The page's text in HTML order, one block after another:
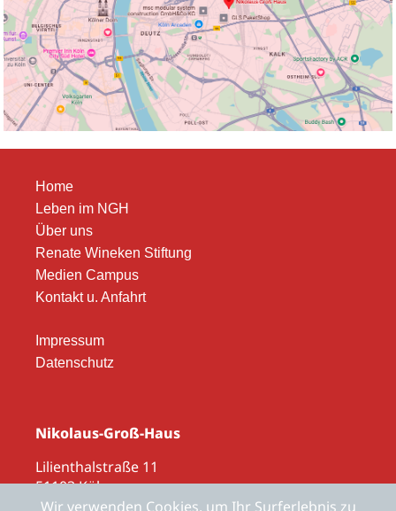
Home
Leben im NGH
Über uns
Renate Wineken Stiftung
Medien Campus
Kontakt u. Anfahrt
Impressum
Datenschutz
Nikolaus-Groß-Haus
Lilienthalstraße 11
51103 Köln
Wir verwenden Cookies, um Ihr Surferlebnis zu